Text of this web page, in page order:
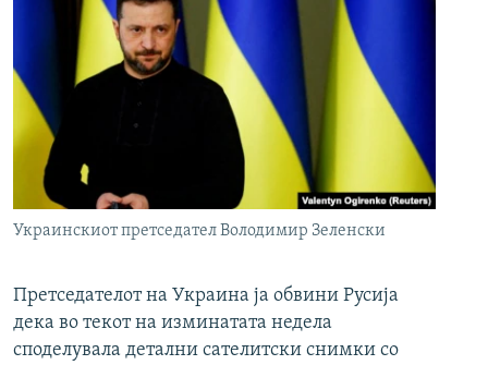
Украинскиот претседател Володимир Зеленски
Претседателот на Украина ја обвини Русија
дека во текот на изминатата недела
споделувала детални сателитски снимки со